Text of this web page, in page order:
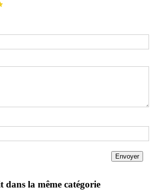
Envoyer
la même catégorie